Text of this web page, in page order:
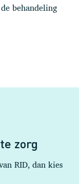
behandeling
zorg
RID, dan kies